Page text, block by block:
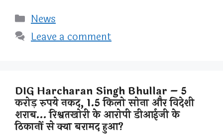
Categories
News
Leave a comment
DIG Harcharan Singh Bhullar – 5
करोड़ रुपये नकद, 1.5 किलो सोना और विदेशी
शराब… रिश्वतखोरी के आरोपी डीआईजी के
ठिकानों से क्या बरामद हुआ?